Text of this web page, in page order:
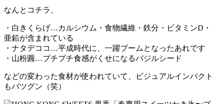
なんとコチラ、
・白きくらげ…カルシウム・食物繊維・鉄分・ビタミンD・
亜鉛が含まれている
・ナタデココ…平成時代に、一躍ブームとなったあれです
・山粉圓…プチプチ食感がくせになるバジルシード
などの変わった食材が使われていて、ビジュアルインパクト
もバツグン（笑）